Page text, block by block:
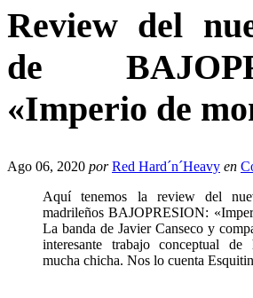
Review del
de
«Imperio de
Ago 06, 2020 por Red Hard´n´Heavy en
Aquí tenemos la review del
madrileños BAJOPRESION:
La banda de Javier Canseco y
interesante trabajo conceptual
mucha chicha. Nos lo cuenta